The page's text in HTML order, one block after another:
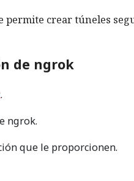
crear túneles
de ngrok
.
ngrok.
que le proporcionen.